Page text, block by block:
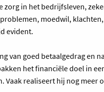
in het bedrijfsleven,
moedwil,
evident.
van goed betaalgedrag en
het financiële doel in
Vaak realiseert hij nog meer